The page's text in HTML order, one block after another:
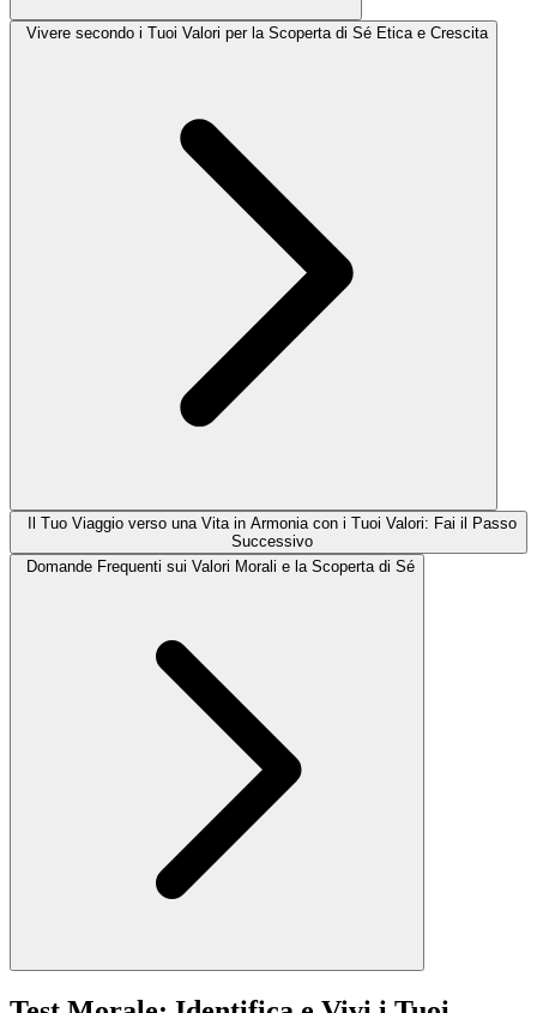
Vivere secondo i Tuoi Valori per la Scoperta di Sé Etica e Crescita
Il Tuo Viaggio verso una Vita in Armonia con i Tuoi Valori: Fai il Passo
Successivo
Domande Frequenti sui Valori Morali e la Scoperta di Sé